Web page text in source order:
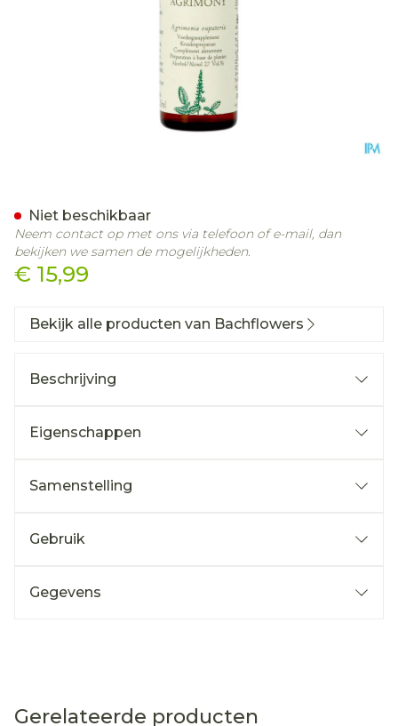
€ 15,99
Niet beschikbaar
Neem contact op met ons via telefoon of e-mail, dan
bekijken we samen de mogelijkheden.
Bekijk alle producten van Bachflowers
Beschrijving
Eigenschappen
Samenstelling
Gebruik
Gegevens
Gerelateerde producten